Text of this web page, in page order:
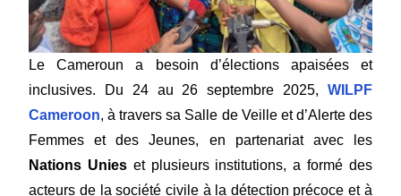
Le Cameroun a besoin d’élections apaisées et
inclusives. Du 24 au 26 septembre 2025, WILPF
Cameroon, à travers sa Salle de Veille et d’Alerte des
Femmes et des Jeunes, en partenariat avec les
Nations Unies et plusieurs institutions, a formé des
acteurs de la société civile à la détection précoce et à